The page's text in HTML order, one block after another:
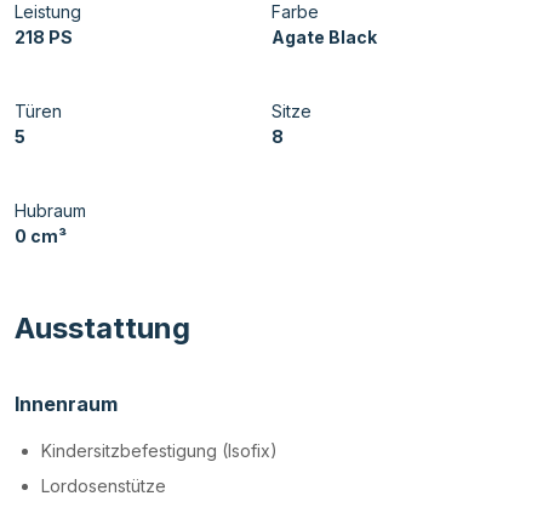
Leistung
218 PS
Farbe
Agate Black
Türen
5
Sitze
8
Hubraum
0 cm³
Ausstattung
Innenraum
Kindersitzbefestigung (Isofix)
Lordosenstütze